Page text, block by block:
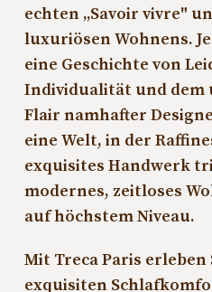
echten „Savoir vivre"
luxuriösen Wohnens.
eine Geschichte von
Individualität und dem
Flair namhafter
eine Welt, in der
exquisites Handwerk
modernes, zeitloses
auf höchstem Niveau.
Mit Treca Paris
exquisiten